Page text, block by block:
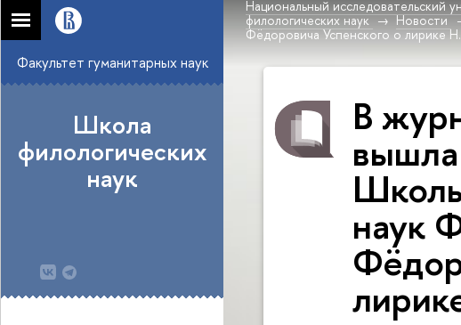
Национальный исследовательский
филологических наук
Новости
Фёдоровича Успенского о лирике
Факультет гуманитарных наук
Школа
филологических
наук
В
наук